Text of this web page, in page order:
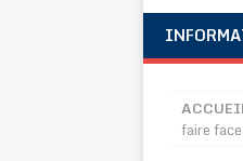
faire face